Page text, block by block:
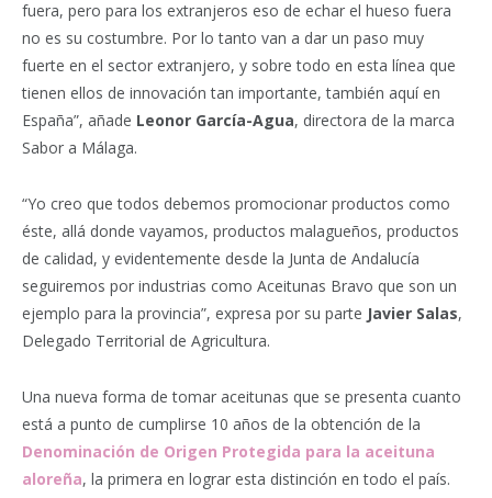
fuera, pero para los extranjeros eso de echar el hueso fuera
no es su costumbre. Por lo tanto van a dar un paso muy
fuerte en el sector extranjero, y sobre todo en esta línea que
tienen ellos de innovación tan importante, también aquí en
España”, añade Leonor García-Agua, directora de la marca
Sabor a Málaga.
“Yo creo que todos debemos promocionar productos como
éste, allá donde vayamos, productos malagueños, productos
de calidad, y evidentemente desde la Junta de Andalucía
seguiremos por industrias como Aceitunas Bravo que son un
ejemplo para la provincia”, expresa por su parte Javier Salas,
Delegado Territorial de Agricultura.
Una nueva forma de tomar aceitunas que se presenta cuanto
está a punto de cumplirse 10 años de la obtención de la
Denominación de Origen Protegida para la aceituna
aloreña, la primera en lograr esta distinción en todo el país.